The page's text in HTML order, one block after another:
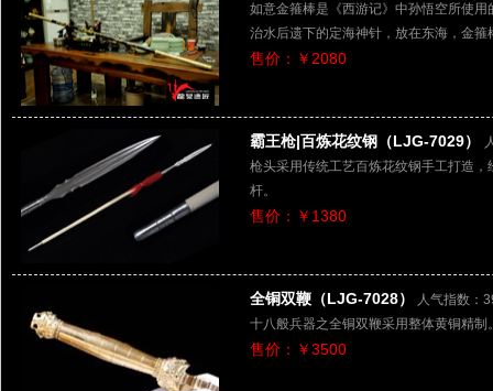
如意金箍棒是《西游记》中孙悟空所使
治水后遗下的定海神针，放在东海，金
售价：￥2080
霸王枪|百炼花纹钢（LJG-7029）
枪头采用传统工艺百炼花纹钢手工打造
杆。
售价：￥1380
全铜双鞭（LJG-7028）
人气指数：
十八般兵器之全铜双鞭采用整体黄铜精制
售价：￥3500